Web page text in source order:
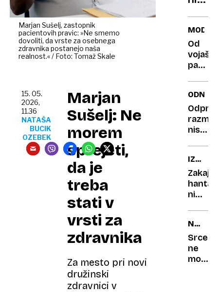
Marjan Sušelj, zastopnik
pacientovih pravic: »Ne smemo
dovoliti, da vrste za osebnega
zdravnika postanejo naša
realnost.« / Foto: Tomaž Skale
Marjan
Sušelj: Ne
morem
sprejeti,
da je
treba
stati v
vrsti za
zdravnika
Za mesto pri novi
družinski
zdravnici v
15. 05.
2026,
11.36
NATAŠA
BUCIK
OZEBEK
ali
po
MODA
Od
padal
kako
so
Odprta
niso
zakaj
so
ki si
v
želijo
IZBRUH
NA
LADJI
Zakaj
ni
19
NEMA
Srce
ne
more